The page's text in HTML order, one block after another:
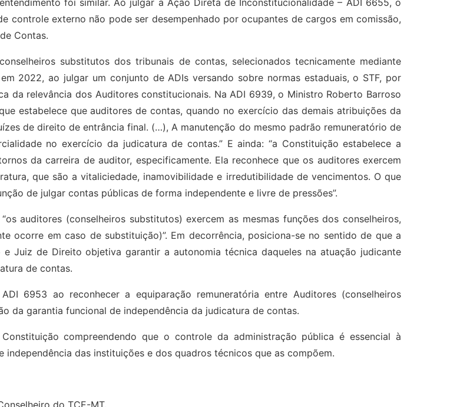
foi similar. Ao julgar a Ação Direta de Inconstitucionalidade – ADI 6655, o
controle externo não pode ser desempenhado por ocupantes de cargos em comissão,
Contas.
substitutos dos tribunais de contas, selecionados tecnicamente mediante
2022, ao julgar um conjunto de ADIs versando sobre normas estaduais, o STF, por
da relevância dos Auditores constitucionais. Na ADI 6939, o Ministro Roberto Barroso
estabelece que auditores de contas, quando no exercício das demais atribuições da
de direito de entrância final. (…), A manutenção do mesmo padrão remuneratório de
no exercício da judicatura de contas.” E ainda: “a Constituição estabelece a
da carreira de auditor, especificamente. Ela reconhece que os auditores exercem
que são a vitaliciedade, inamovibilidade e irredutibilidade de vencimentos. O que
de julgar contas públicas de forma independente e livre de pressões”.
auditores (conselheiros substitutos) exercem as mesmas funções dos conselheiros,
ocorre em caso de substituição)”. Em decorrência, posiciona-se no sentido de que a
Juiz de Direito objetiva garantir a autonomia técnica daqueles na atuação judicante
de contas.
6953 ao reconhecer a equiparação remuneratória entre Auditores (conselheiros
da garantia funcional de independência da judicatura de contas.
compreendendo que o controle da administração pública é essencial à
das instituições e dos quadros técnicos que as compõem.
do TCE-MT.